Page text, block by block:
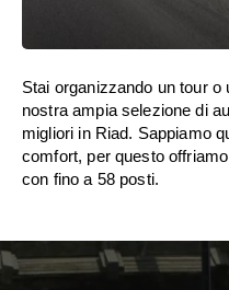
Stai organizzando un tour o
nostra ampia selezione di
migliori in Riad. Sappiamo
comfort, per questo
con fino a 58 posti.